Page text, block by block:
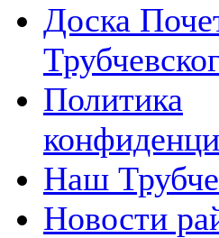
Доска
Политика
Наш
Новости